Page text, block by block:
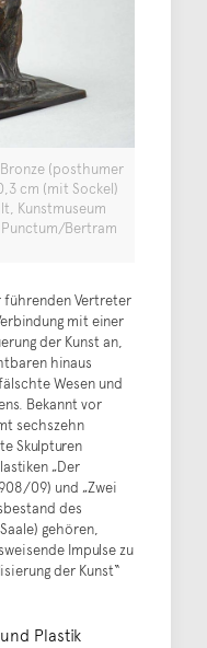
(posthumer
cm (mit Sockel)
Kunstmuseum
Bertram
führenden Vertreter
mit einer
der Kunst an,
hinaus
Wesen und
Bekannt vor
sechszehn
Skulpturen
„Der
09) und „Zwei
des
gehören,
Impulse zu
der Kunst“
Plastik